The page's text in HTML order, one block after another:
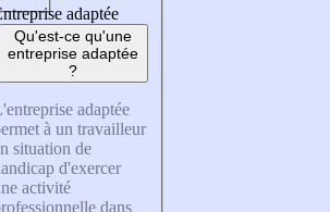
adaptée
Qu'est-ce qu'une
entreprise adaptée
?
adaptée
à un travailleur
situation de
d'exercer
activité
dans